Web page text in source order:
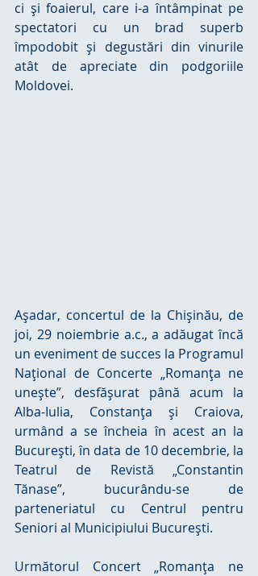
ci şi foaierul, care i-a întâmpinat pe
spectatori cu un brad superb
împodobit şi degustări din vinurile
atât de apreciate din podgoriile
Moldovei.
Aşadar, concertul de la Chişinău, de
joi, 29 noiembrie a.c., a adăugat încă
un eveniment de succes la Programul
Naţional de Concerte „Romanţa ne
uneşte”, desfăşurat până acum la
Alba-Iulia, Constanţa şi Craiova,
urmând a se încheia în acest an la
Bucureşti, în data de 10 decembrie, la
Teatrul de Revistă „Constantin
Tănase”, bucurându-se de
parteneriatul cu Centrul pentru
Seniori al Municipiului Bucureşti.
Următorul Concert „Romanţa ne